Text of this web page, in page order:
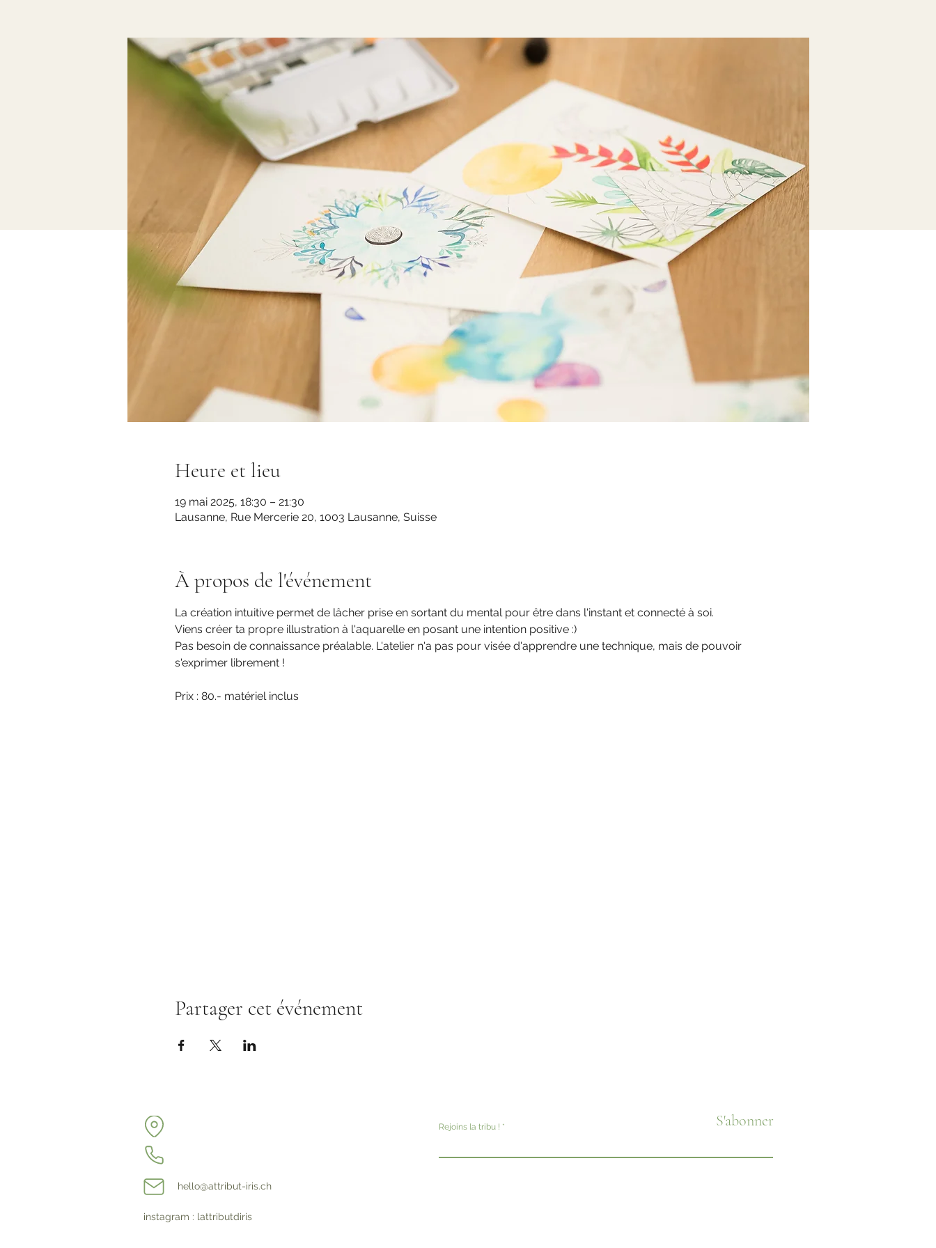
Heure et lieu
19 mai 2025, 18:30 – 21:30
Lausanne, Rue Mercerie 20, 1003 Lausanne, Suisse
À propos de l'événement
La création intuitive permet de lâcher prise en sortant du mental pour être dans l'instant et connecté à soi.
Viens créer ta propre illustration à l'aquarelle en posant une intention positive :)
Pas besoin de connaissance préalable. L'atelier n'a pas pour visée d'apprendre une technique, mais de pouvoir
s'exprimer librement !
Prix : 80.- matériel inclus
Partager cet événement
Rejoins la tribu ! S'abonner
hello@attribut-iris.ch
instagram : lattributdiris